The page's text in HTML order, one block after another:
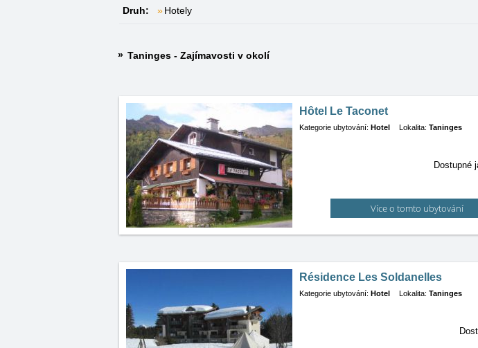
Druh:
Hotely
Taninges - Zajímavosti v okolí
Hôtel Le Taconet
Kategorie ubytování: Hotel Lokalita: Taninges
Dostupné
Více o tomto ubytování
Résidence Les Soldanelles
Kategorie ubytování: Hotel Lokalita: Taninges